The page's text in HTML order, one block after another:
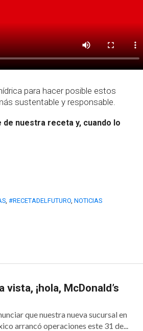
para hacer posible estos
sustentable y responsable.
nuestra receta y, cuando lo
,#RECETADELFUTURO ,NOTICIAS
vista, ¡hola, McDonald’s
que nuestra nueva sucursal en
arrancó operaciones este 31 de...